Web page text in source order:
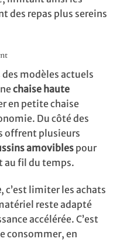
des repas plus sereins
des modèles actuels
chaise haute
en petite chaise
Du côté des
offrent plusieurs
amoviblespour
au fil du temps.
, c’est limiter les achats
reste adapté
accélérée. C’est
consommer, en